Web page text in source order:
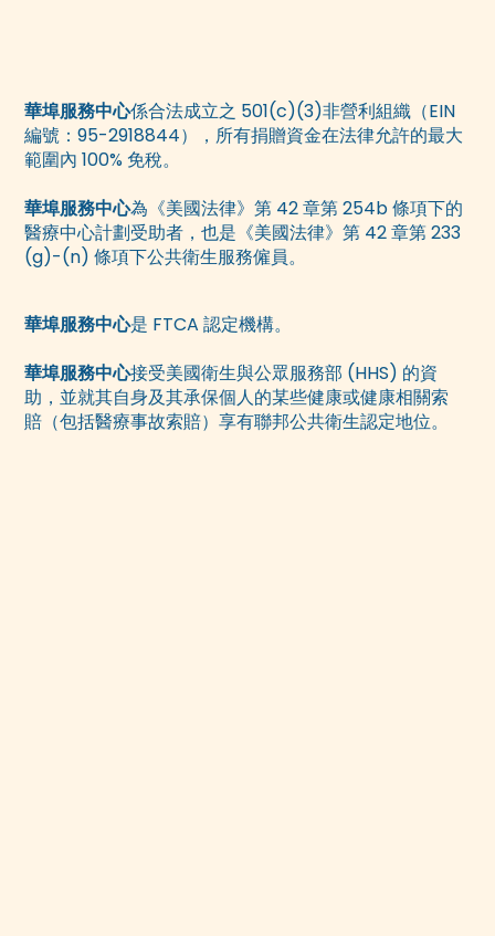
華埠服務中心係合法成立之 501(c)(3)非營利組織（EIN
編號：95-2918844），所有捐贈資金在法律允許的最大
範圍內 100% 免稅。
華埠服務中心為《美國法律》第 42 章第 254b 條項下的
醫療中心計劃受助者，也是《美國法律》第 42 章第 233
(g)-(n) 條項下公共衛生服務僱員。
華埠服務中心是 FTCA 認定機構。
華埠服務中心接受美國衛生與公眾服務部 (HHS) 的資
助，並就其自身及其承保個人的某些健康或健康相關索
賠（包括醫療事故索賠）享有聯邦公共衛生認定地位。